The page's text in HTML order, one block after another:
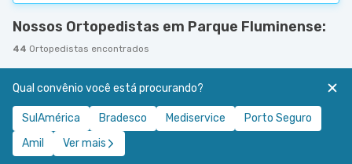
Nossos Ortopedistas em Parque Fluminense:
44 Ortopedistas encontrados
Qual convênio você está procurando?
SulAmérica Bradesco Mediservice
Porto Seguro
Amil
Ver mais